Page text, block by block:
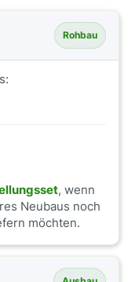
Rohbau
, wenn
Neubaus noch
möchten.